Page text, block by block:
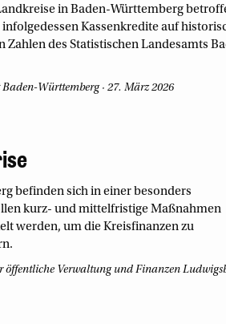
in Baden-Württemberg
Kassenkredite auf
Zahlen des Statistischen Landesamts
Baden-Württemberg 27. März 2026
befinden sich in einer besonders
kurz- und mittelfristige Maßnahmen
werden, um die Kreisfinanzen zu
öffentliche Verwaltung und Finanzen